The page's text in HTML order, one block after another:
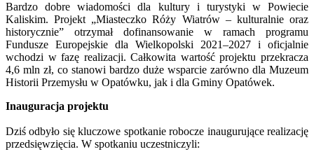
Bardzo dobre wiadomości dla kultury i turystyki w Powiecie
Kaliskim. Projekt „Miasteczko Róży Wiatrów – kulturalnie oraz
historycznie” otrzymał dofinansowanie w ramach programu
Fundusze Europejskie dla Wielkopolski 2021–2027 i oficjalnie
wchodzi w fazę realizacji. Całkowita wartość projektu przekracza
4,6 mln zł, co stanowi bardzo duże wsparcie zarówno dla Muzeum
Historii Przemysłu w Opatówku, jak i dla Gminy Opatówek.
Inauguracja projektu
Dziś odbyło się kluczowe spotkanie robocze inaugurujące realizację
przedsięwzięcia. W spotkaniu uczestniczyli: